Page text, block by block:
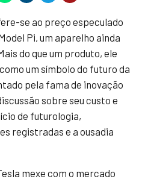
se ao preço especulado
Pi, um aparelho ainda
do que um produto, ele
um símbolo do futuro da
pela fama de inovação
sobre seu custo e
de futurologia,
registradas e a ousadia
mexe com o mercado